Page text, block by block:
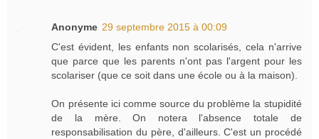
Anonyme 29 septembre 2015 à 00:09
C'est évident, les enfants non scolarisés, cela n'arrive
que parce que les parents n'ont pas l'argent pour les
scolariser (que ce soit dans une école ou à la maison).
On présente ici comme source du problème la stupidité
de la mère. On notera l'absence totale de
responsabilisation du père, d'ailleurs. C'est un procédé